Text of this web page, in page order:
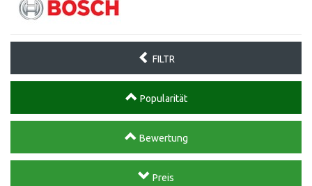
FILTR
Popularität
Bewertung
Preis